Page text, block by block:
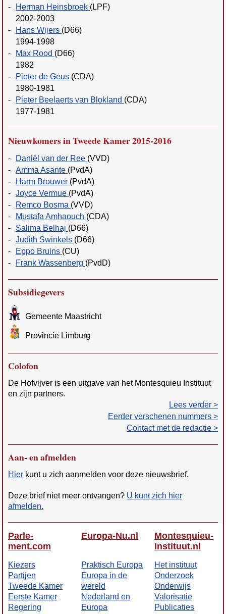
-
Herman Heinsbroek (LPF)
2002-2003
-
Hans Wijers (D66)
1994-1998
-
Max Rood (D66)
1982
-
Pieter de Geus (CDA)
1980-1981
-
Pieter Beelaerts van Blokland (CDA)
1977-1981
Nieuwkomers in Tweede Kamer 2015-2016
- Daniël van der Ree (VVD)
- Amma Asante (PvdA)
-
Harm Brouwer (PvdA)
- Joyce Vermue (PvdA)
-
Remco Bosma (VVD)
-
Mustafa Amhaouch (CDA)
-
Salima Belhaj (D66)
- Judith Swinkels (D66)
-
Eppo Bruins (CU)
-
Frank Wassenberg (PvdD)
Subsidiegevers
Gemeente Maastricht
Provincie Limburg
Colofon
De Hofvijver is een uitgave van het Montesquieu Instituut
en zijn partners.
Lees verder >
Eerder verschenen nummers >
Contact met de redactie >
Aan- en afmelden
Hier kunt u zich aanmelden voor deze nieuwsbrief.
Deze brief niet meer ontvangen? U kunt zich hier
afmelden.
Parle­
ment.com
Europa-Nu.nl
Montes­quieu-
Insti­tuut.nl
Kiezers
Partijen
Tweede Kamer
Eerste Kamer
Regering
Prak­tisch Europa
Europa in de
wereld
Neder­land en
Europa
Het insti­tuut
Onderzoek
Onderwijs
Valo­risatie
Publi­caties